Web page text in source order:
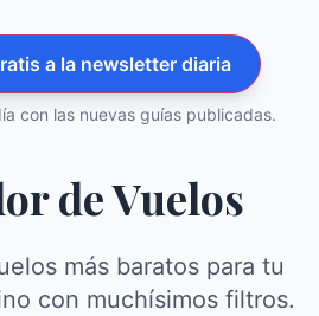
a la newsletter diaria
con las nuevas guías publicadas.
de Vuelos
más baratos para tu
con muchísimos filtros.